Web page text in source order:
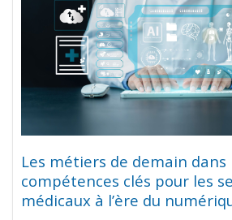
Les métiers de demain dans
compétences clés pour les
médicaux à l’ère du